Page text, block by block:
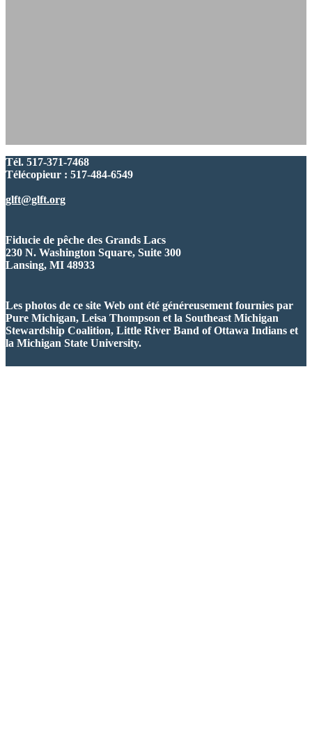
Tél. 517-371-7468
Télécopieur : 517-484-6549
glft@glft.org
Fiducie de pêche des Grands Lacs
230 N. Washington Square, Suite 300
Lansing, MI 48933
Les photos de ce site Web ont été généreusement fournies par
Pure Michigan, Leisa Thompson et la Southeast Michigan
Stewardship Coalition, Little River Band of Ottawa Indians et
la Michigan State University.